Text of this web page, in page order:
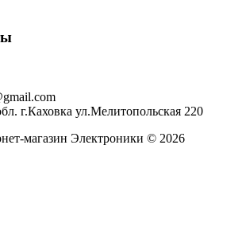
г.Каховка ул.Мелитопольская 220
магазин Электроники © 2026